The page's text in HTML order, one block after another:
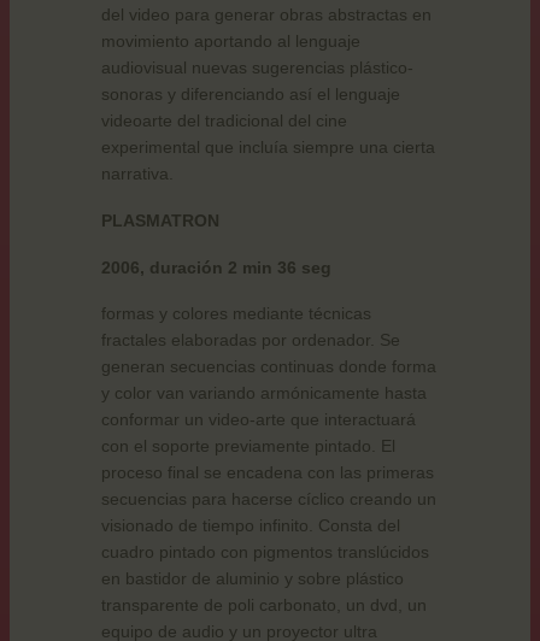
del video para generar obras abstractas en
movimiento aportando al lenguaje
audiovisual nuevas sugerencias plástico-
sonoras y diferenciando así el lenguaje
videoarte del tradicional del cine
experimental que incluía siempre una cierta
narrativa.
PLASMATRON
2006, duración 2 min 36 seg
formas y colores mediante técnicas
fractales elaboradas por ordenador. Se
generan secuencias continuas donde forma
y color van variando armónicamente hasta
conformar un video-arte que interactuará
con el soporte previamente pintado. El
proceso final se encadena con las primeras
secuencias para hacerse cíclico creando un
visionado de tiempo infinito. Consta del
cuadro pintado con pigmentos translúcidos
en bastidor de aluminio y sobre plástico
transparente de poli carbonato, un dvd, un
equipo de audio y un proyector ultra